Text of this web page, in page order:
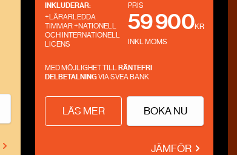
INKLUDERAR:
+LÄRARLEDDA
TIMMAR +NATIONELL
OCH INTERNATIONELL
LICENS
PRIS
59 900KR
INKL MOMS
MED MÖJLIGHET TILL RÄNTEFRI
DELBETALNINGVIA SVEA BANK
LÄS MER BOKA NU
JÄMFÖR